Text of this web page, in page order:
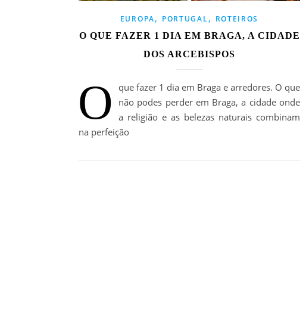
EUROPA, PORTUGAL, ROTEIROS
O QUE FAZER 1 DIA EM BRAGA, A CIDADE
DOS ARCEBISPOS
O
que fazer 1 dia em Braga e arredores. O que
não podes perder em Braga, a cidade onde
a religião e as belezas naturais combinam
na perfeição